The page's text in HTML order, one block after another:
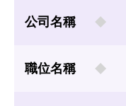
公司名稱
職位名稱